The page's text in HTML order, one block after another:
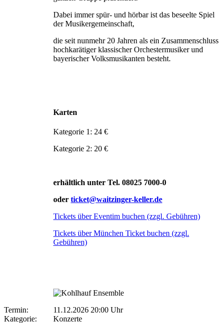
Dabei immer spür- und hörbar ist das beseelte Spiel
der Musikergemeinschaft,
die seit nunmehr 20 Jahren als ein Zusammenschluss
hochkarätiger klassischer Orchester­musiker und
bayerischer Volksmusikanten besteht.
Karten
Kategorie 1: 24 €
Kategorie 2: 20 €
erhältlich unter Tel. 08025 7000-0
oder ticket@waitzinger-keller.de
Tickets über Eventim buchen (zzgl. Gebühren)
Tickets über München Ticket buchen (zzgl.
Gebühren)
Termin:
11.12.2026 20:00 Uhr
Kategorie:
Konzerte